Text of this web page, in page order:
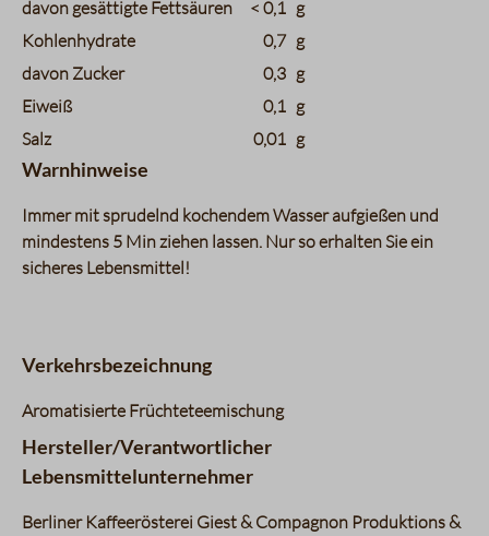
davon gesättigte Fettsäuren
< 0,1 g
Kohlenhydrate
0,7 g
davon Zucker
0,3 g
Eiweiß
0,1 g
Salz
0,01 g
Warnhinweise
Immer mit sprudelnd kochendem Wasser aufgießen und
mindestens 5 Min ziehen lassen. Nur so erhalten Sie ein
sicheres Lebensmittel!
Verkehrsbezeichnung
Aromatisierte Früchteteemischung
Hersteller/Verantwortlicher
Lebensmittelunternehmer
Berliner Kaffeerösterei Giest & Compagnon Produktions &